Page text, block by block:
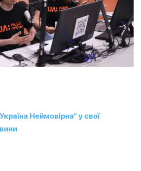
Неймовірна" у свої